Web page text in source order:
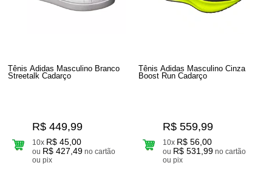
Tênis Adidas Masculino Branco
Streetalk Cadarço
R$ 449,99
10x R$ 45,00
ou R$ 427,49 no cartão
ou pix
Tênis Adidas Masculino Cinza
Boost Run Cadarço
R$ 559,99
10x R$ 56,00
ou R$ 531,99 no cartão
ou pix